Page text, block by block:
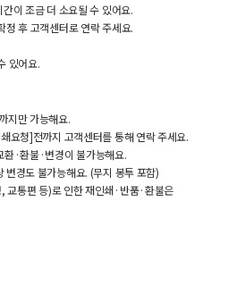
이 조금 더 소요될 수 있어요.
정 후 고객센터로 연락 주세요.
있어요.
지만 가능해요.
요청]전까지 고객센터를 통해 연락 주세요.
·환불·변경이 불가능해요.
경도 불가능해요. (무지 봉투 포함)
교통편 등)로 인한 재인쇄·반품·환불은